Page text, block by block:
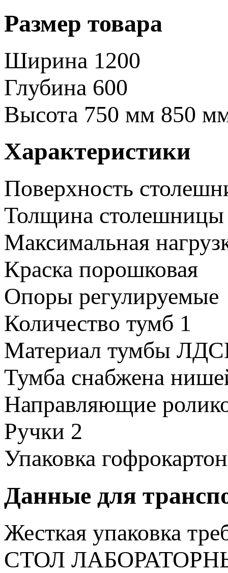
Размер товара
Ширина 1200
Глубина 600
Высота 750 мм 850
Характеристики
Поверхность
Толщина столешницы
Максимальная
Краска порошковая
Опоры регулируемые
Количество тумб 1
Материал тумбы
Тумба снабжена
Направляющие
Ручки 2
Упаковка гофрокартон
Данные для
Жесткая упаковка
СТОЛ